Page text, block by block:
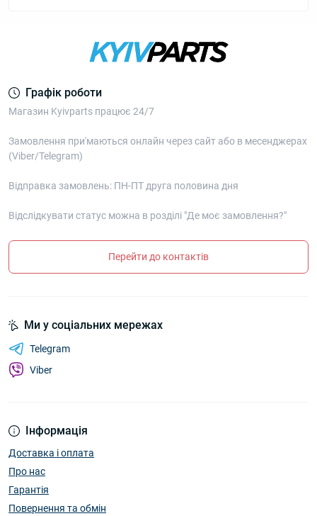
Графік роботи
Магазин Kyivparts працює 24/7
Замовлення при'маються онлайн через сайт або в месенджерах
(Viber/Telegram)
Відправка замовлень: ПН-ПТ друга половина дня
Відслідкувати статус можна в розділі "Де моє замовлення?"
Перейти до контактів
Інформація
Доставка і оплата
Про нас
Гарантія
Повернення та обмін
Ми у соціальних мережах
Telegram
Viber